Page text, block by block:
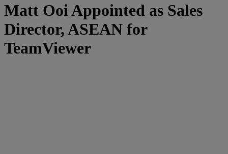
Matt Ooi Appointed as Sales
Director, ASEAN for
TeamViewer